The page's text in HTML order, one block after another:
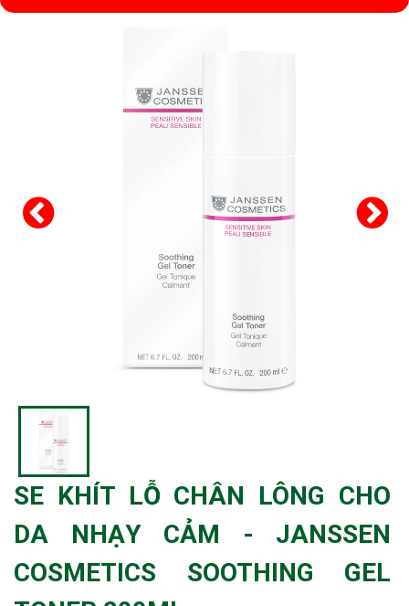
SE KHÍT LỖ CHÂN LÔNG CHO
DA NHẠY CẢM - JANSSEN
COSMETICS SOOTHING GEL